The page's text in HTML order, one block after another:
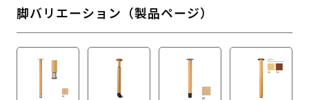
脚バリエーション（製品ページ）